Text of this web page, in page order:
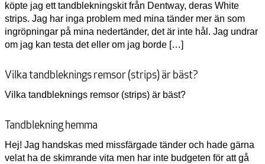
köpte jag ett tandblekningskit från Dentway, deras White
strips. Jag har inga problem med mina tänder mer än som
ingröpningar på mina nedertänder, det är inte hål. Jag undrar
om jag kan testa det eller om jag borde […]
Vilka tandbleknings remsor (strips) är bäst?
Vilka tandbleknings remsor (strips) är bäst?
Tandblekning hemma
Hej! Jag handskas med missfärgade tänder och hade gärna
velat ha de skimrande vita men har inte budgeten för att gå